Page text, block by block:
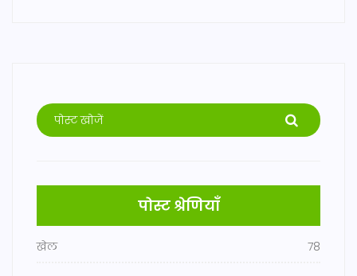
पोस्ट श्रेणियाँ
खेल 78